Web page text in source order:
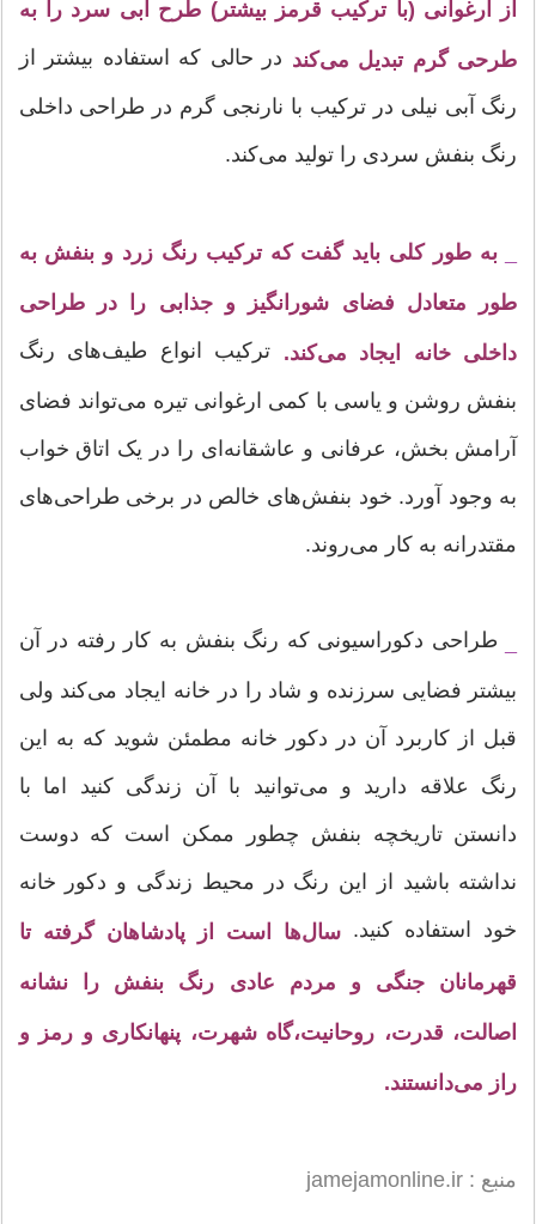
از ارغوانی (با ترکیب قرمز بیشتر) طرح آبی سرد را به
طرحی گرم تبدیل می‌کند در حالی که استفاده بیشتر از
رنگ آبی نیلی در ترکیب با نارنجی گرم در طراحی داخلی
رنگ بنفش سردی را تولید می‌کند.
به طور کلی باید گفت که ترکیب رنگ زرد و بنفش به
طور متعادل فضای شورانگیز و جذابی را در طراحی
داخلی خانه ایجاد می‌کند. ترکیب انواع طیف‌های رنگ
بنفش روشن و یاسی با کمی ارغوانی تیره می‌تواند فضای
آرامش بخش، عرفانی و عاشقانه‌ای را در یک اتاق خواب
به وجود آورد. خود بنفش‌های خالص در برخی طراحی‌های
مقتدرانه به کار می‌روند.
طراحی دکوراسیونی که رنگ بنفش به کار رفته در آن
بیشتر فضایی سرزنده و شاد را در خانه ایجاد می‌کند ولی
قبل از کاربرد آن در دکور خانه مطمئن شوید که به این
رنگ علاقه دارید و می‌توانید با آن زندگی کنید اما با
دانستن تاریخچه بنفش چطور ممکن است که دوست
نداشته باشید از این رنگ در محیط زندگی و دکور خانه
خود استفاده کنید. سال‌ها است از پادشاهان گرفته تا
قهرمانان جنگی و مردم عادی رنگ بنفش را نشانه
اصالت، قدرت، روحانیت،‌گاه شهرت، پنهانکاری و رمز و
راز می‌دانستند.
منبع : jamejamonline.ir